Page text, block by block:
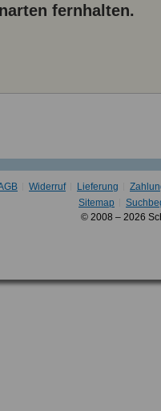
fernhalten.
Widerruf Lieferung
Sitemap
© 2008 – 2026